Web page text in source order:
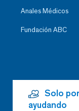
Anales Médicos
Fundación ABC
Solo
ayudando